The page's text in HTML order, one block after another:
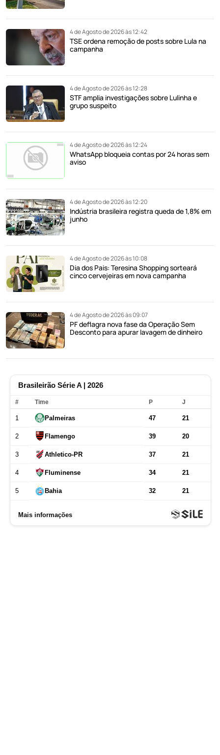
4 de Agosto de 2026 às 12:42
TSE ordena remoção de posts sobre Lula na
campanha
4 de Agosto de 2026 às 12:28
STF amplia investigações sobre Lulinha e
grupo suspeito
4 de Agosto de 2026 às 12:24
WhatsApp bloqueia contas por 24 horas sem
aviso
4 de Agosto de 2026 às 12:20
Indústria brasileira registra queda de 1,8% em
junho
4 de Agosto de 2026 às 10:08
Dia dos Pais: Teresina Shopping sorteará
cinco cervejeiras em nova campanha
4 de Agosto de 2026 às 09:07
PF deflagra nova fase da Operação Sem
Desconto para apurar lavagem de dinheiro